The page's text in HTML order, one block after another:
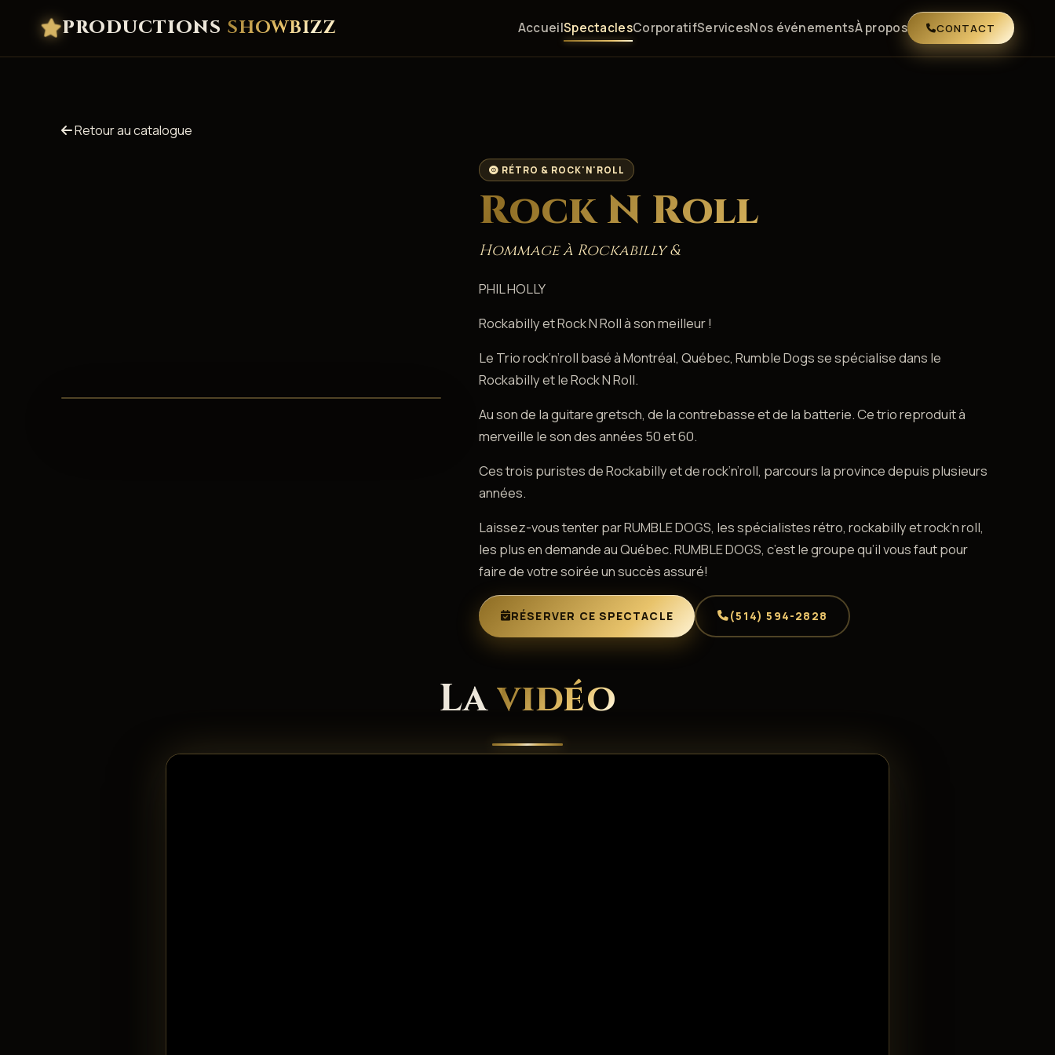
PRODUCTIONS SHOWBIZZ AccueilSpectaclesCorporatifServicesNos événementsÀ propos CONTACT
Retour au catalogue
RÉTRO & ROCK'N'ROLL
Rock N Roll
Hommage à Rockabilly &
PHIL HOLLY
Rockabilly et Rock N Roll à son meilleur !
Le Trio rock’n’roll basé à Montréal, Québec, Rumble Dogs se spécialise dans le
Rockabilly et le Rock N Roll.
Au son de la guitare gretsch, de la contrebasse et de la batterie. Ce trio reproduit à
merveille le son des années 50 et 60.
Ces trois puristes de Rockabilly et de rock’n’roll, parcours la province depuis plusieurs
années.
Laissez-vous tenter par RUMBLE DOGS, les spécialistes rétro, rockabilly et rock’n roll,
les plus en demande au Québec. RUMBLE DOGS, c’est le groupe qu’il vous faut pour
faire de votre soirée un succès assuré!
RÉSERVER CE SPECTACLE (514) 594-2828
Lavidéo